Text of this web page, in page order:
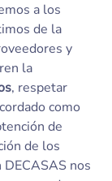
a los
de la
y
la
, respetar
como
de
de los
nos